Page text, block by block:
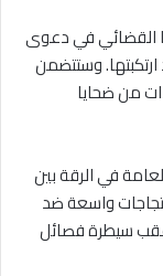
القضائي في دعوى
وستتضمن
من ضحايا
في الرقة بين
احتجاجات واسعة ضد
عقب سيطرة فصائل